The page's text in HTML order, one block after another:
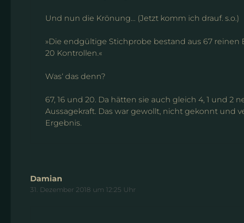
Und nun die Krönung… (Jetzt komm ich drauf. s.o.)
»Die endgültige Stichprobe bestand aus 67
20 Kontrollen.«
Was‘ das denn?
67, 16 und 20. Da hätten sie auch gleich 4, 1 und
Aussagekraft. Das war gewollt, nicht gekonnt
Ergebnis.
Damian
31. Dezember 2018 um 12:25 Uhr